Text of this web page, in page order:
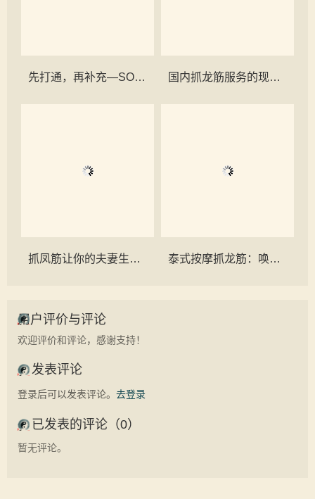
先打通，再补充—SOQI复合式能量氧身的科学养生之道 国内抓龙筋服务的现状与局限
抓凤筋让你的夫妻生活水润起来 泰式按摩抓龙筋：唤醒沉睡的雄风，解锁男人的至尊享受
用户评价与评论
欢迎评价和评论，感谢支持！
发表评论
登录后可以发表评论。 去登录
已发表的评论（0）
暂无评论。